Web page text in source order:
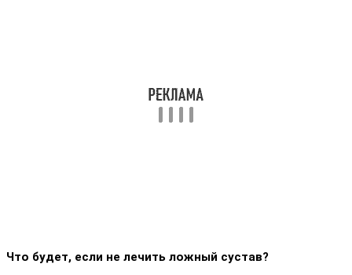
Что будет, если не лечить ложный сустав?